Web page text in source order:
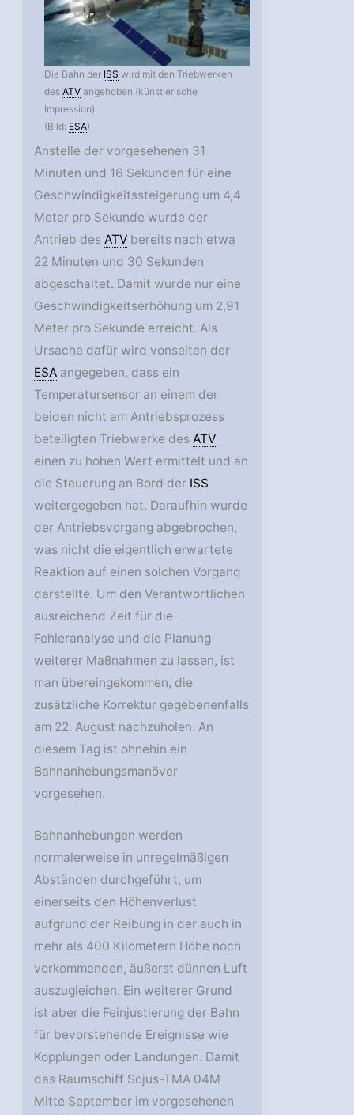
Die Bahn der ISS wird mit den Triebwerken
desATV angehoben (künstlerische
Impression).
(Bild: ESA)
Anstelle der vorgesehenen 31
Minuten und 16 Sekunden für eine
Geschwindigkeitssteigerung um 4,4
Meter pro Sekunde wurde der
Antrieb desATV bereits nach etwa
22 Minuten und 30 Sekunden
abgeschaltet. Damit wurde nur eine
Geschwindigkeitserhöhung um 2,91
Meter pro Sekunde erreicht. Als
Ursache dafür wird vonseiten der
ESA angegeben, dass ein
Temperatursensor an einem der
beiden nicht am Antriebsprozess
beteiligten Triebwerke desATV
einen zu hohen Wert ermittelt und an
die Steuerung an Bord der ISS
weitergegeben hat. Daraufhin wurde
der Antriebsvorgang abgebrochen,
was nicht die eigentlich erwartete
Reaktion auf einen solchen Vorgang
darstellte. Um den Verantwortlichen
ausreichend Zeit für die
Fehleranalyse und die Planung
weiterer Maßnahmen zu lassen, ist
man übereingekommen, die
zusätzliche Korrektur gegebenenfalls
am 22. August nachzuholen. An
diesem Tag ist ohnehin ein
Bahnanhebungsmanöver
vorgesehen.
Bahnanhebungen werden
normalerweise in unregelmäßigen
Abständen durchgeführt, um
einerseits den Höhenverlust
aufgrund der Reibung in der auch in
mehr als 400 Kilometern Höhe noch
vorkommenden, äußerst dünnen Luft
auszugleichen. Ein weiterer Grund
ist aber die Feinjustierung der Bahn
für bevorstehende Ereignisse wie
Kopplungen oder Landungen. Damit
das Raumschiff Sojus-TMA 04M
Mitte September im vorgesehenen